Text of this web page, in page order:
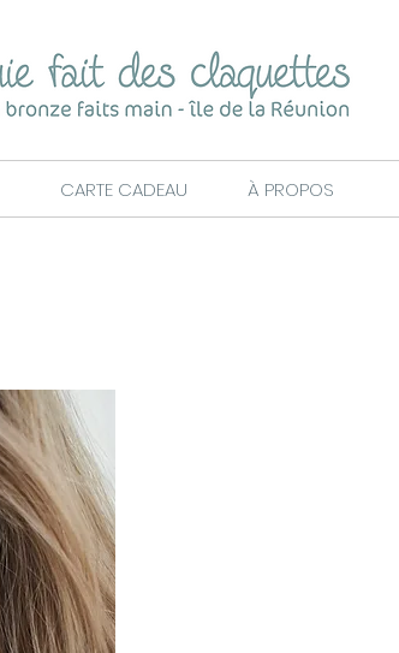
CARTE CADEAU À PROPOS